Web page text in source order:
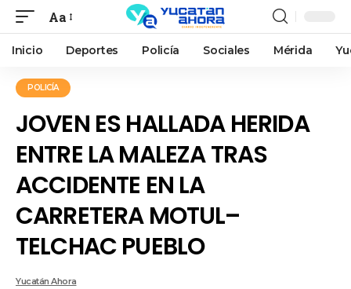
Aa
Inicio Deportes Policía Sociales Mérida
POLICÍA
JOVEN ES HALLADA HERIDA
ENTRE LA MALEZA TRAS
ACCIDENTE EN LA
CARRETERA MOTUL–
TELCHAC PUEBLO
Yucatán Ahora